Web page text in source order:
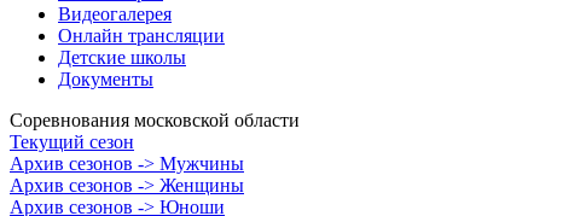
Видеогалерея
Онлайн трансляции
Детские школы
Документы
Соревнования московской области
Текущий сезон
Архив сезонов -> Мужчины
Архив сезонов -> Женщины
Архив сезонов -> Юноши